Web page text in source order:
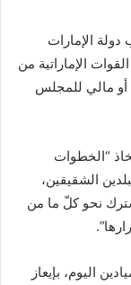
الإمارات
الإماراتية من
أو مالي للمجلس
“الخطوات
الشقيقين،
نحو كلّ ما من
اليوم، بإيعاز